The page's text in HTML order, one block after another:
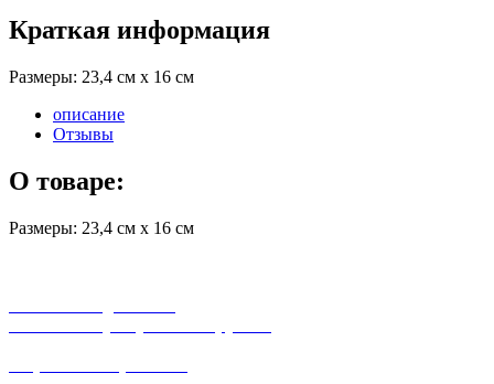
Краткая информация
Размеры: 23,4 см х 16 см
описание
Отзывы
О товаре:
Размеры: 23,4 см х 16 см